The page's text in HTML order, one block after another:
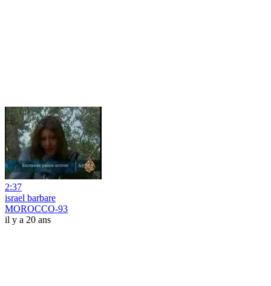
2:37
israel barbare
MOROCCO-93
il y a 20 ans